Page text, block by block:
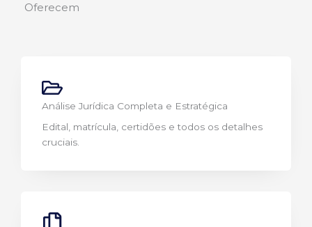
Oferecem
Análise Jurídica Completa e Estratégica
Edital, matrícula, certidões e todos os detalhes
cruciais.